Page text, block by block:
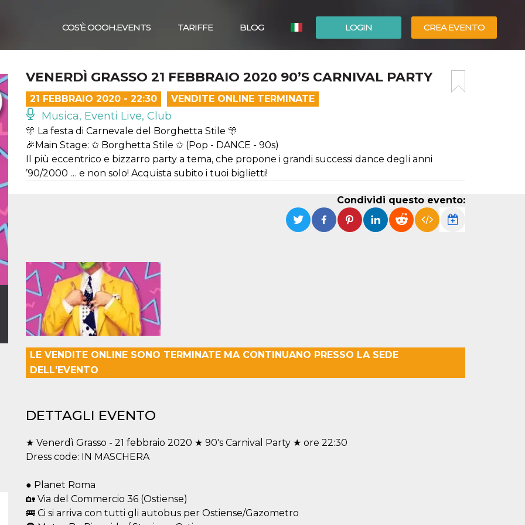
LOGIN CREA EVENTO
ENGLISH
COS’È OOOH.EVENTS TARIFFE BLOG
VENERDÌ GRASSO 21 FEBBRAIO 2020 90’S CARNIVAL PARTY
21 FEBBRAIO 2020 - 22:30 VENDITE ONLINE TERMINATE
Musica, Eventi Live, Club
🎊 La festa di Carnevale del Borghetta Stile 🎊
🎉Main Stage: ✩ Borghetta Stile ✩ (Pop - DANCE - 90s)
Il più eccentrico e bizzarro party a tema, che propone i grandi successi dance degli anni
’90/2000 … e non solo! Acquista subito i tuoi biglietti!
Condividi questo evento:
LE VENDITE ONLINE SONO TERMINATE MA CONTINUANO PRESSO LA SEDE
DELL'EVENTO
DETTAGLI EVENTO
★ Venerdì Grasso - 21 febbraio 2020 ★ 90's Carnival Party ★ ore 22:30
Dress code: IN MASCHERA
● Planet Roma
🏡 Via del Commercio 36 (Ostiense)
🚌 Ci si arriva con tutti gli autobus per Ostiense/Gazometro